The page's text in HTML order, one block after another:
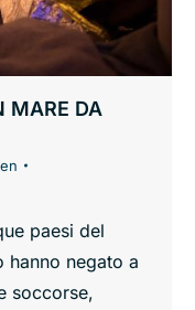
MARE DA
paesi del
hanno negato a
soccorse,